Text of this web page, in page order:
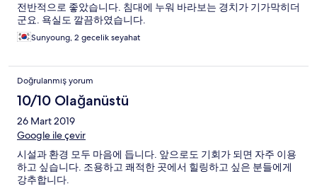
전반적으로 좋았습니다. 침대에 누워 바라보는 경치가 기가막히더
군요. 욕실도 깔끔하였습니다.
Sunyoung, 2 gecelik seyahat
Doğrulanmış yorum
10/10 Olağanüstü
26 Mart 2019
Google ile çevir
시설과 환경 모두 마음에 듭니다. 앞으로도 기회가 되면 자주 이용
하고 싶습니다. 조용하고 쾌적한 곳에서 힐링하고 싶은 분들에게
강추합니다.